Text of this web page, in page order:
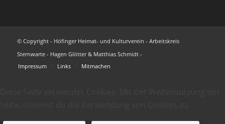
© Copyright - Höfinger Heimat- und Kulturverein - Arbeitskreis
Sternwarte - Hagen Glötter & Matthias Schmidt -
Impressum
Links Mitmachen